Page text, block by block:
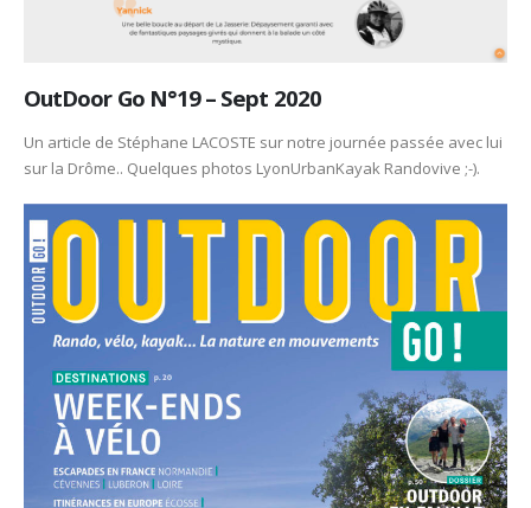
OutDoor Go N°19 – Sept 2020
Un article de Stéphane LACOSTE sur notre journée passée avec lui
sur la Drôme.. Quelques photos LyonUrbanKayak Randovive ;-).